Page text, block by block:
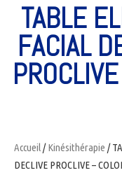
TABLE
FACIAL
Accueil/Kinésithérapie /
DECLIVE PROCLIVE –